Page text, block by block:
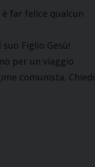
far felice qualcun
Figlio Gesù!
per un viaggio
comunista.